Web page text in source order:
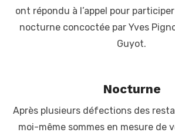
ont répondu à l’appel pour
nocturne concoctée par Yves
Guyot.
Nocturne
Après plusieurs défections des
moi-même sommes en mesure de